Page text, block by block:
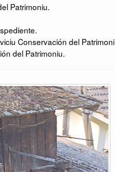
Patrimoniu.
Conservación del
del Patrimoniu.